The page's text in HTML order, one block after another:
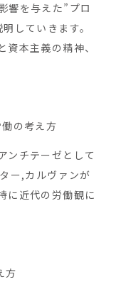
響を与えた”プロ
していきます。
資本主義の精神、
の考え方
ンチテーゼとして
ー,カルヴァンが
に近代の労働観に
方